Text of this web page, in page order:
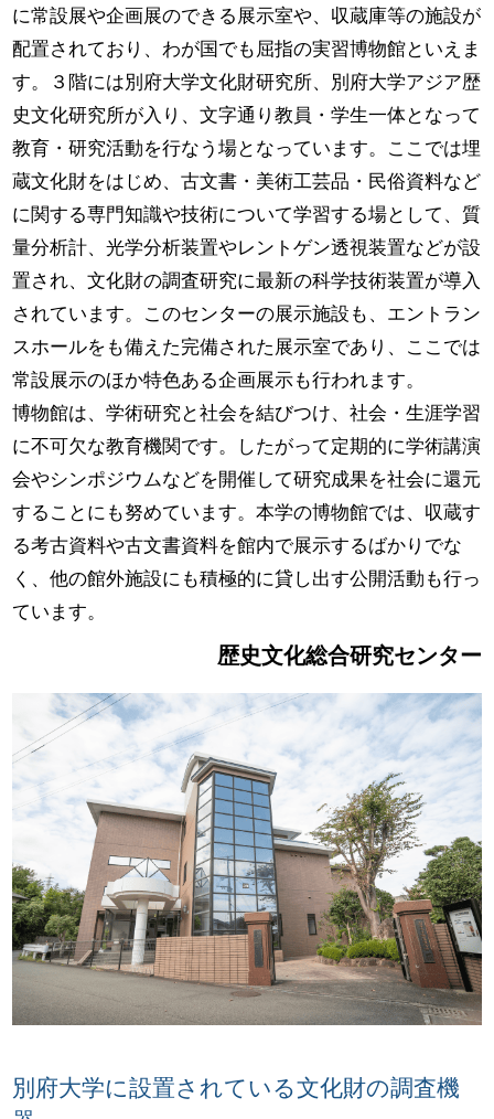
に常設展や企画展のできる展示室や、収蔵庫等の施設が
配置されており、わが国でも屈指の実習博物館といえま
す。３階には別府大学文化財研究所、別府大学アジア歴
史文化研究所が入り、文字通り教員・学生一体となって
教育・研究活動を行なう場となっています。ここでは埋
蔵文化財をはじめ、古文書・美術工芸品・民俗資料など
に関する専門知識や技術について学習する場として、質
量分析計、光学分析装置やレントゲン透視装置などが設
置され、文化財の調査研究に最新の科学技術装置が導入
されています。このセンターの展示施設も、エントラン
スホールをも備えた完備された展示室であり、ここでは
常設展示のほか特色ある企画展示も行われます。
博物館は、学術研究と社会を結びつけ、社会・生涯学習
に不可欠な教育機関です。したがって定期的に学術講演
会やシンポジウムなどを開催して研究成果を社会に還元
することにも努めています。本学の博物館では、収蔵す
る考古資料や古文書資料を館内で展示するばかりでな
く、他の館外施設にも積極的に貸し出す公開活動も行っ
ています。
歴史文化総合研究センター
別府大学に設置されている文化財の調査機